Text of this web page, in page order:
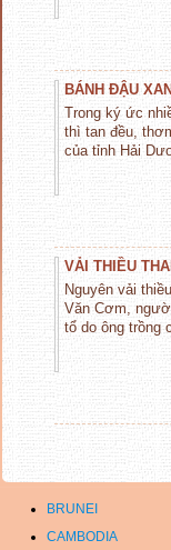
BÁNH ĐẬU
Trong ký ức
thì tan đều,
của tỉnh Hải
VẢI THIỀU
Nguyên vải
Văn Cơm,
tổ do ông trồng
BRUNEI
CAMBODIA